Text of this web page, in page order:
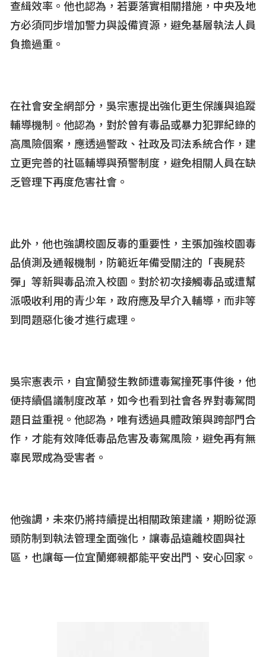
查緝效率。他也認為，若要落實相關措施，中央及地
方必須同步增加警力與設備資源，避免基層執法人員
負擔過重。
在社會安全網部分，吳宗憲提出強化更生保護與追蹤
輔導機制。他認為，對於曾有毒品或暴力犯罪紀錄的
高風險個案，應透過警政、社政及司法系統合作，建
立更完善的社區輔導與預警制度，避免相關人員在缺
乏管理下再度危害社會。
此外，他也強調校園反毒的重要性，主張加強校園毒
品偵測及通報機制，防範近年備受關注的「喪屍菸
彈」等新興毒品流入校園。對於初次接觸毒品或遭幫
派吸收利用的青少年，政府應及早介入輔導，而非等
到問題惡化後才進行處理。
吳宗憲表示，自宜蘭發生教師遭毒駕撞死事件後，他
便持續倡議制度改革，如今也看到社會各界對毒駕問
題日益重視。他認為，唯有透過具體政策與跨部門合
作，才能有效降低毒品危害及毒駕風險，避免再有無
辜民眾成為受害者。
他強調，未來仍將持續提出相關政策建議，期盼從源
頭防制到執法管理全面強化，讓毒品遠離校園與社
區，也讓每一位宜蘭鄉親都能平安出門、安心回家。